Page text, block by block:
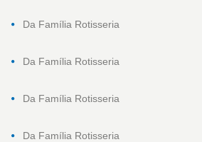
Da Família Rotisseria
Da Família Rotisseria
Da Família Rotisseria
Da Família Rotisseria